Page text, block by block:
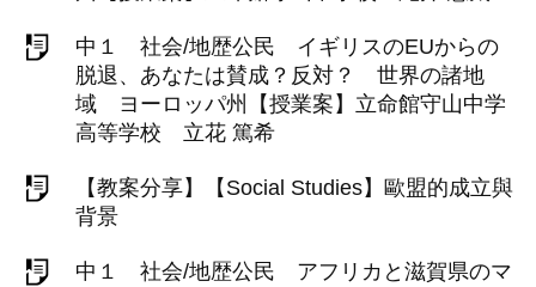
中１ 社会/地歴公民 イギリスのEUからの
脱退、あなたは賛成？反対？ 世界の諸地
域 ヨーロッパ州【授業案】立命館守山中学
高等学校 立花 篤希
【教案分享】【Social Studies】歐盟的成立與
背景
中１ 社会/地歴公民 アフリカと滋賀県のマ